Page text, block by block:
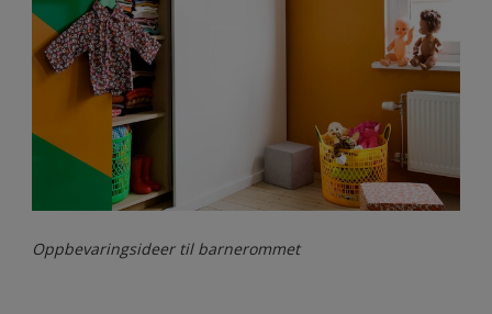
Oppbevaringsideer til barnerommet